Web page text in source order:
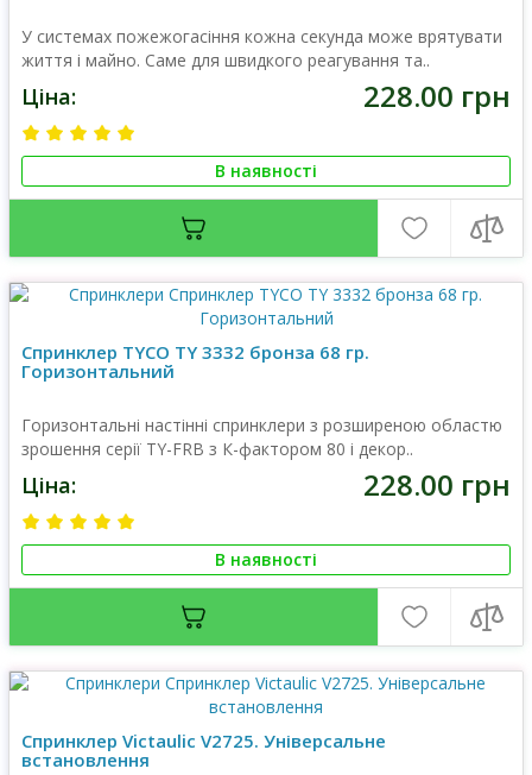
У системах пожежогасіння кожна секунда може врятувати
життя і майно. Саме для швидкого реагування та..
Ціна: 228.00 грн
В наявності
Спринклер TYCO TY 3332 бронза 68 гр.
Горизонтальний
Горизонтальні настінні спринклери з розширеною областю
зрошення серії TY-FRB з К-фактором 80 і декор..
Ціна: 228.00 грн
В наявності
Спринклер Victaulic V2725. Універсальне
встановлення